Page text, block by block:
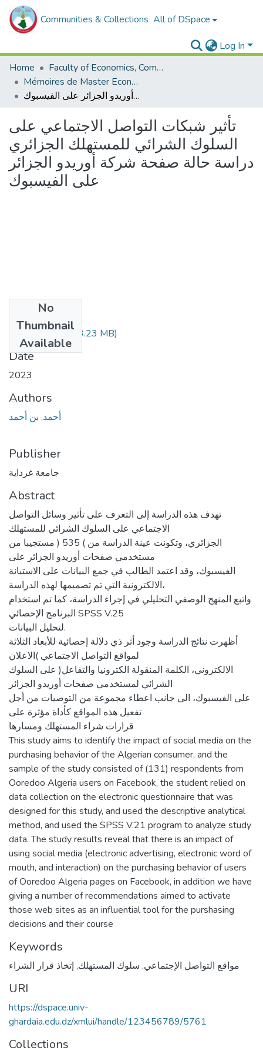
Communities & Collections All of DSpace
Log In
Home
Faculty of Economics, Commercial Sciences and Management Sciences
Mémoires de Master Economie
تأثير شبكات التواصل الاجتماعي على السلوك الشرائي للمستهلك الجزائري دراسة حالة صفحة شركة أوريدو الجزائر على الفيسبوك
تأثير شبكات التواصل الاجتماعي على
السلوك الشرائي للمستهلك الجزائري
دراسة حالة صفحة شركة أوريدو الجزائر
على الفيسبوك
No
Thumbnail
Available
MAR.4.209.pdf (3.23 MB)
Date
2023
Authors
أحمد, بن أحمد
Publisher
جامعة غرداية
Abstract
تهدف هذه الدراسة إلى التعرف على تأثير وسائل التواصل
الاجتماعي على السلوك الشرائي للمستهلك
الجزائري، وتكونت عينة الدراسة من ) 535 ( مستجيبا من
مستخدمي صفحات أوريدو الجزائر على
الفيسبوك، وقد اعتمد الطالب في جمع البيانات على الاستبانة
الالكترونية التي تم تصميمها لهذه الدراسة،
واتبع المنهج الوصفي التحليلي في إجراء الدراسة، كما تم استخدام
البرنامج الإحصائي SPSS V.25
لتحليل البيانات.
أظهرت نتائج الدراسة وجود أثر ذي دلالة إحصائية للأبعاد الثلاثة
لمواقع التواصل الاجتماعي )الاعلان
الالكتروني، الكلمة المنقولة الكترونيا والتفاعل( على السلوك
الشرائي لمستخدمي صفحات أوريدو الجزائر
على الفيسبوك، الى جانب اعطاء مجموعة من التوصيات من أجل
تفعيل هذه المواقع كأداة مؤثرة على
قرارات شراء المستهلك ومسارها
This study aims to identify the impact of social media on the
purchasing behavior of the Algerian consumer, and the
sample of the study consisted of (131) respondents from
Ooredoo Algeria users on Facebook, the student relied on
data collection on the electronic questionnaire that was
designed for this study, and used the descriptive analytical
method, and used the SPSS V.21 program to analyze study
data. The study results reveal that there is an impact of
using social media (electronic advertising, electronic word of
mouth, and interaction) on the purchasing behavior of users
of Ooredoo Algeria pages on Facebook, in addition we have
giving a number of recommendations aimed to activate
those web sites as an influential tool for the purshasing
decisions and their course
Keywords
مواقع التواصل الإجتماعي, سلوك المستهلك,إتخاذ قرار الشراء
URI
https://dspace.univ-
ghardaia.edu.dz/xmlui/handle/123456789/5761
Collections